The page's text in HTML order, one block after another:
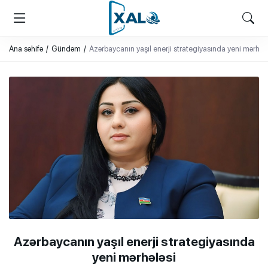
XALQ.ONLINE
ONLAYN PLATFORMA
Ana səhifə Gündəm Azərbaycanın yaşıl enerji strategiyasında yeni
Azərbaycanın yaşıl enerji strategiyasında
yeni mərhələsi